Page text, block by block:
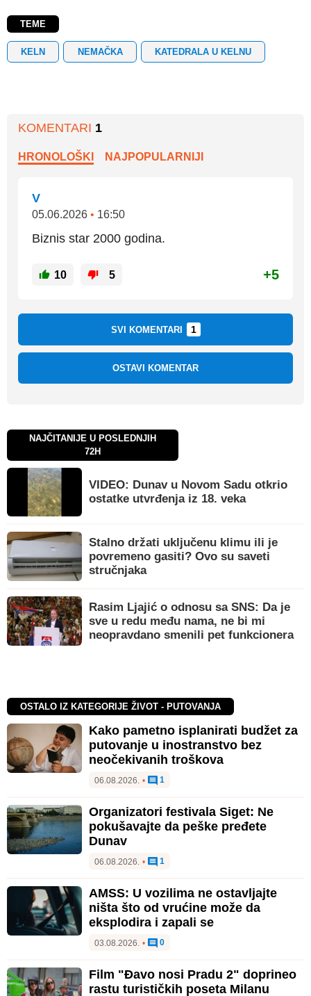
TEME
KELN NEMAČKA KATEDRALA U KELNU
KOMENTARI 1
HRONOLOŠKI NAJPOPULARNIJI
V
05.06.2026 • 16:50
Biznis star 2000 godina.
10 5 +5
SVI KOMENTARI 1
OSTAVI KOMENTAR
NAJČITANIJE U POSLEDNJIH
72H
VIDEO: Dunav u Novom Sadu otkrio
ostatke utvrđenja iz 18. veka
Stalno držati uključenu klimu ili je
povremeno gasiti? Ovo su saveti
stručnjaka
Rasim Ljajić o odnosu sa SNS: Da je
sve u redu među nama, ne bi mi
neopravdano smenili pet funkcionera
OSTALO IZ KATEGORIJE ŽIVOT - PUTOVANJA
Kako pametno isplanirati budžet za
putovanje u inostranstvo bez
neočekivanih troškova
06.08.2026. • 1
Organizatori festivala Siget: Ne
pokušavajte da peške pređete
Dunav
06.08.2026. • 1
AMSS: U vozilima ne ostavljajte
ništa što od vrućine može da
eksplodira i zapali se
03.08.2026. • 0
Film "Đavo nosi Pradu 2" doprineo
rastu turističkih poseta Milanu